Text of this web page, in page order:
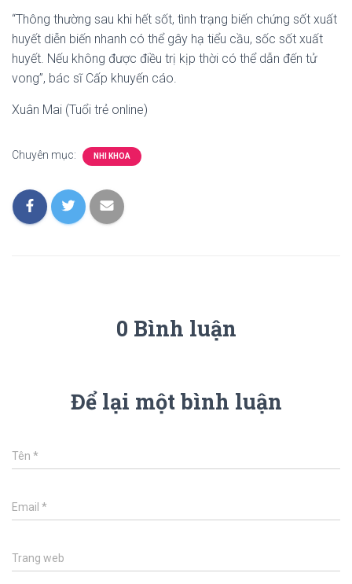
“Thông thường sau khi hết sốt, tình trạng biến chứng sốt xuất
huyết diễn biến nhanh có thể gây hạ tiểu cầu, sốc sốt xuất
huyết. Nếu không được điều trị kịp thời có thể dẫn đến tử
vong”, bác sĩ Cấp khuyến cáo.
Xuân Mai (Tuổi trẻ online)
Chuyên mục: NHI KHOA
0 Bình luận
Để lại một bình luận
Tên *
Email *
Trang web